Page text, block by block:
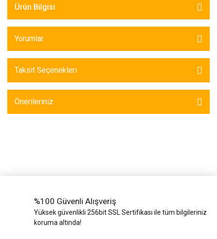
Ürün Bilgisi
Yorumlar
Taksit Seçenekleri
Önerileriniz
%100 Güvenli Alışveriş
Yüksek güvenlikli 256bit SSL Sertifikası ile tüm bilgileriniz
koruma altında!